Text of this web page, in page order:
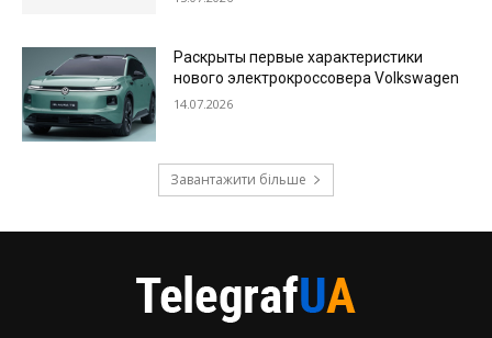
Раскрыты первые характеристики
нового электрокроссовера Volkswagen
14.07.2026
Завантажити більше